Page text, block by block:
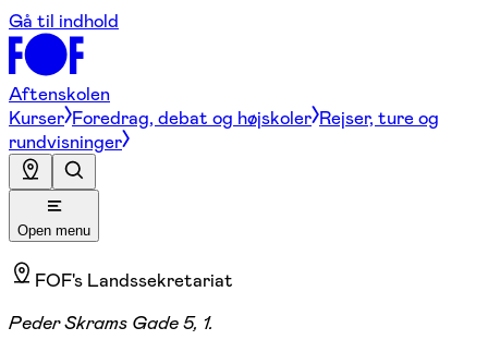
Gå til indhold
Aftenskolen
Kurser Foredrag, debat og højskoler Rejser, ture og
rundvisninger
Open menu
FOF's Landssekretariat
Peder Skrams Gade 5, 1.